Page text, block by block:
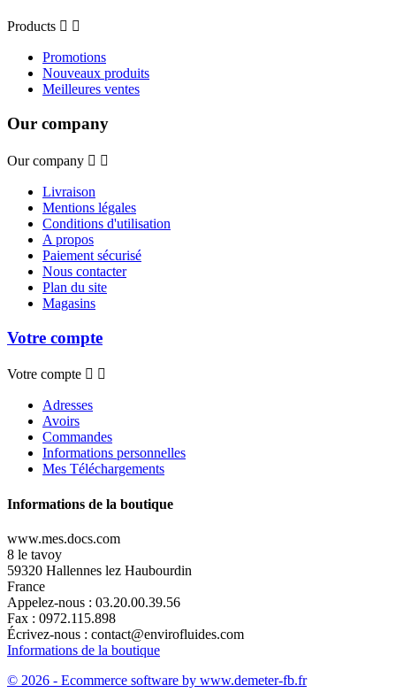
Products  
Promotions
Nouveaux produits
Meilleures ventes
Our company
Our company  
Livraison
Mentions légales
Conditions d'utilisation
A propos
Paiement sécurisé
Nous contacter
Plan du site
Magasins
Votre compte
Votre compte  
Adresses
Avoirs
Commandes
Informations personnelles
Mes Téléchargements
Informations de la boutique
www.mes.docs.com
8 le tavoy
59320 Hallennes lez Haubourdin
France
Appelez-nous : 03.20.00.39.56
Fax : 0972.115.898
Écrivez-nous : contact@envirofluides.com
Informations de la boutique
© 2026 - Ecommerce software by www.demeter-fb.fr